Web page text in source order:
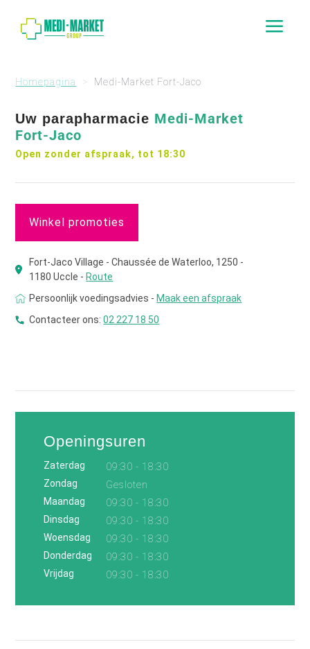
a
Homepagina Medi-Market Fort-Jaco
Uw parapharmacie Medi-Market
Fort-Jaco
Open zonder afspraak, tot 18:30
Winkel promoties
Fort-Jaco Village - Chaussée de Waterloo, 1250 -
1180 Uccle - Route
Persoonlijk voedingsadvies - Maak een afspraak
Contacteer ons:02 227 18 50
Openingsuren
Zaterdag
09:30 - 18:30
Zondag
Gesloten
Maandag
09:30 - 18:30
Dinsdag
09:30 - 18:30
Woensdag
09:30 - 18:30
Donderdag
09:30 - 18:30
Vrijdag
09:30 - 18:30